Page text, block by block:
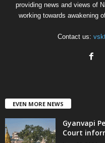
providing news and views of
working towards awakening
Contact us:
EVEN MORE NEWS
Gyanvapi
Court